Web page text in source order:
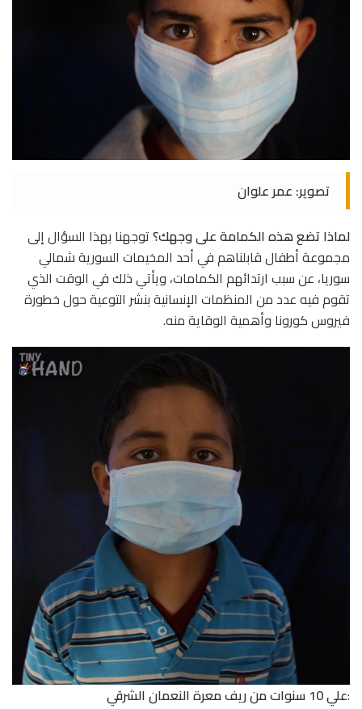
تصوير: عمر علوان
لماذا تضع هذه الكمامة على وجهك؟توجهنا بهذا السؤال إلى
مجموعة أطفال قابلناهم في أحد المخيمات السورية شمالي
سوريا، عن سبب ارتدائهم الكمامات، ويأتي ذلك في الوقت الذي
تقوم فيه عدد من المنظمات الإنسانية بنشر التوعية حول خطورة
فيروس كورونا وأهمية الوقاية منه.
:علي 10 سنوات من ريف معرة النعمان الشرقي